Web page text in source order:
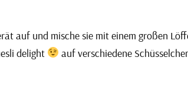
auf und mische sie mit einem großen
delight
auf verschiedene